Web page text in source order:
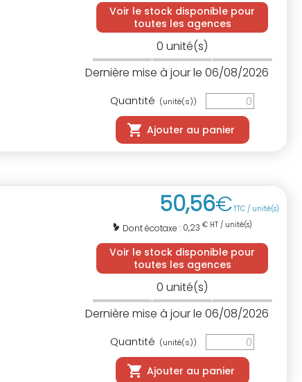
Voir le stock disponible pour
toutes les agences
0 unité(s)
Dernière mise à jour le 06/08/2026
Quantité (unité(s))
Ajouter au panier
50,56€TTC / unité(s)
Dont écotaxe : 0,23 € HT / unité(s)
Voir le stock disponible pour
toutes les agences
0 unité(s)
Dernière mise à jour le 06/08/2026
Quantité (unité(s))
Ajouter au panier